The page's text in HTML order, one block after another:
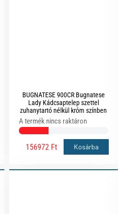
BUGNATESE 900CR Bugnatese
Lady Kádcsaptelep szettel
zuhanytartó nélkül króm színben
A termék nincs raktáron
156972 Ft Kosárba